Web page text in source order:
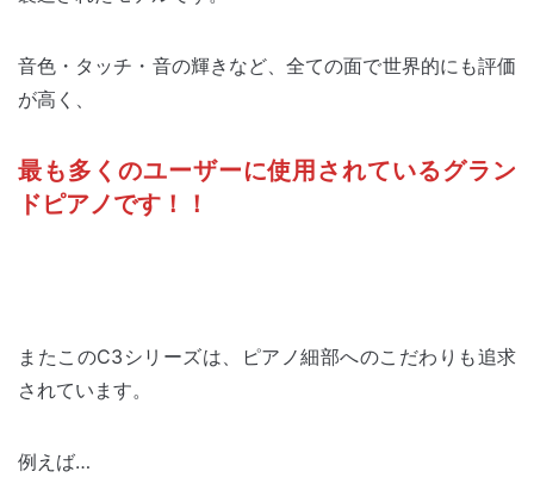
音色・タッチ・音の輝きなど、全ての面で世界的にも評価
が高く、
最も多くのユーザーに使用されているグラン
ドピアノです！！
またこのC3シリーズは、ピアノ細部へのこだわりも追求
されています。
例えば…